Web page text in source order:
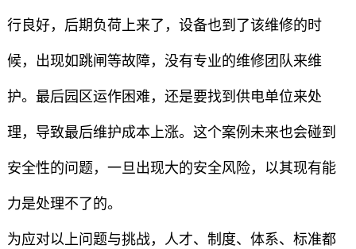
行良好，后期负荷上来了，设备也到了该维修的时
候，出现如跳闸等故障，没有专业的维修团队来维
护。最后园区运作困难，还是要找到供电单位来处
理，导致最后维护成本上涨。这个案例未来也会碰到
安全性的问题，一旦出现大的安全风险，以其现有能
力是处理不了的。
为应对以上问题与挑战，人才、制度、体系、标准都